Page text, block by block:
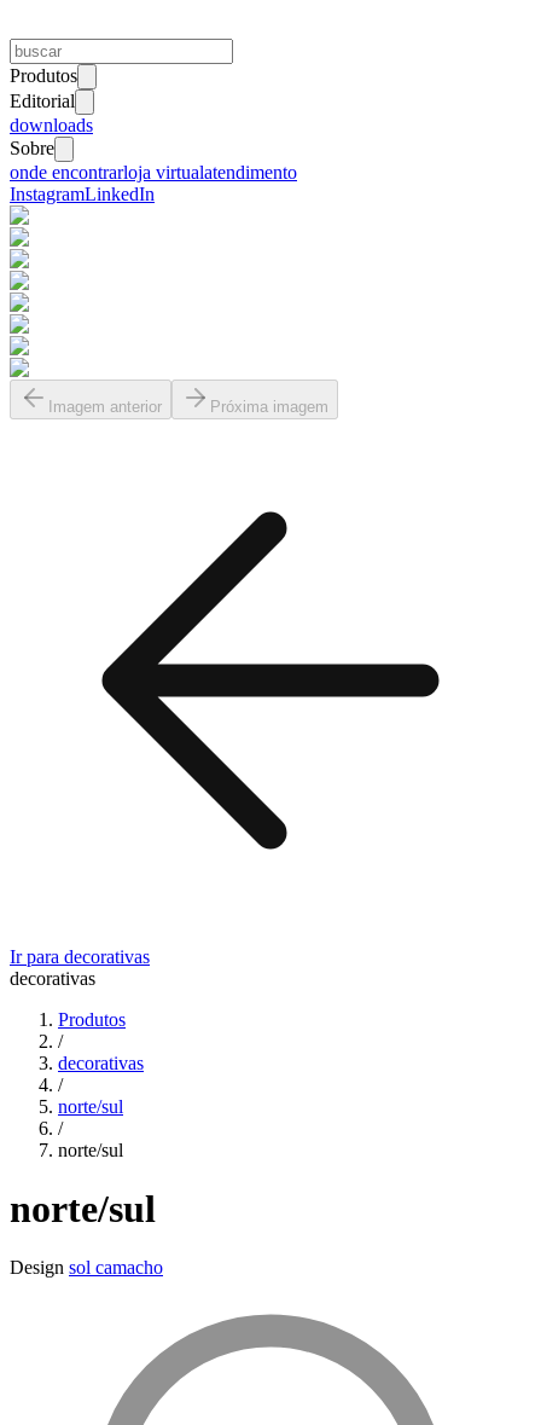
Produtos
Editorial
downloads
Sobre
onde encontrarloja virtualatendimento
InstagramLinkedIn
Imagem anterior Próxima imagem
Ir para decorativas
decorativas
Produtos
/
decorativas
/
norte/sul
/
norte/sul
norte/sul
Design sol camacho